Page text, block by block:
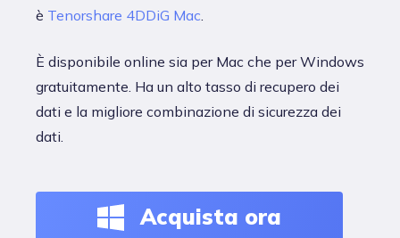
è Tenorshare 4DDiG Mac.
È disponibile online sia per Mac che per Windows
gratuitamente. Ha un alto tasso di recupero dei
dati e la migliore combinazione di sicurezza dei
dati.
Acquista ora